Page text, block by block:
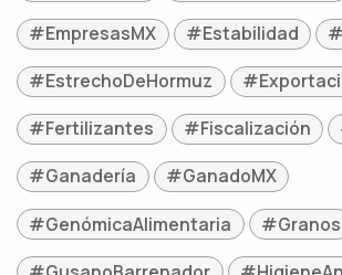
#EmpresasMX
#Estabilidad
#EstrechoDeHormuz
#Fertilizantes
#Fiscalización
#Ganadería
#GanadoMX
#GenómicaAlimentaria
#Granos